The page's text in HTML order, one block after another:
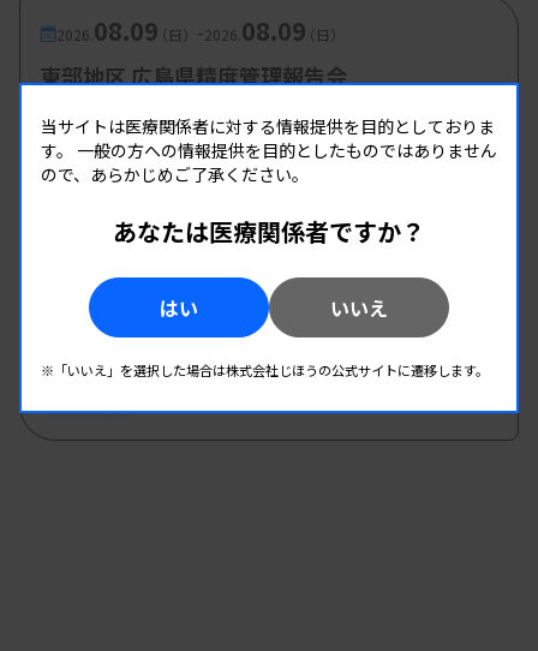
2026. 08.09（日） -2026. 08.09（日）
東部地区 広島県精度管理報告会
開催場所 : 広島県
管理運営
多職種公開講座 手話講習会2026
大阪府臨床検査技師会
開催場所 : 大阪府
当サイトは医療関係者に対する情報提供を目的としておりま
す。 一般の方への情報提供を目的としたものではありません
ので、あらかじめご了承ください。
あなたは医療関係者ですか？
はい いいえ
※「いいえ」を選択した場合は株式会社じほうの公式サイトに遷移します。